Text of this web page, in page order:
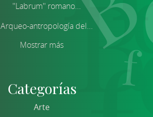
''Labrum'' romano...
Arqueo-antropología del...
Mostrar más
Categorías
Arte